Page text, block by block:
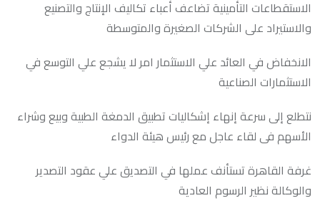
الاستقطاعات التأمينية تضاعف أعباء تكاليف الإنتاج والتصنيع
والاستيراد على الشركات الصغيرة والمتوسطة
الانخفاض في العائد علي الاستثمار امر لا يشجع علي التوسع في
الاستثمارات الصناعية
نتطلع إلى سرعة إنهاء إشكاليات تطبيق الدمغة الطبية وبيع وشراء
الأسهم فى لقاء عاجل مع رئيس هيئة الدواء
غرفة القاهرة تستأنف عملها في التصديق علي عقود التصدير
والوكالة نظير الرسوم العادية